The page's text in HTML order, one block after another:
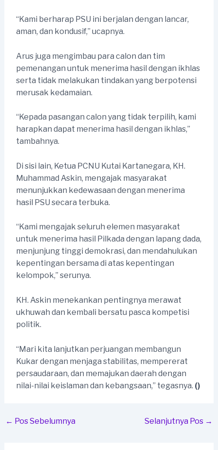
“Kami berharap PSU ini berjalan dengan lancar,
aman, dan kondusif,” ucapnya.
Arus juga mengimbau para calon dan tim
pemenangan untuk menerima hasil dengan ikhlas
serta tidak melakukan tindakan yang berpotensi
merusak kedamaian.
“Kepada pasangan calon yang tidak terpilih, kami
harapkan dapat menerima hasil dengan ikhlas,”
tambahnya.
Di sisi lain, Ketua PCNU Kutai Kartanegara, KH.
Muhammad Askin, mengajak masyarakat
menunjukkan kedewasaan dengan menerima
hasil PSU secara terbuka.
“Kami mengajak seluruh elemen masyarakat
untuk menerima hasil Pilkada dengan lapang dada,
menjunjung tinggi demokrasi, dan mendahulukan
kepentingan bersama di atas kepentingan
kelompok,” serunya.
KH. Askin menekankan pentingnya merawat
ukhuwah dan kembali bersatu pasca kompetisi
politik.
“Mari kita lanjutkan perjuangan membangun
Kukar dengan menjaga stabilitas, mempererat
persaudaraan, dan memajukan daerah dengan
nilai-nilai keislaman dan kebangsaan,” tegasnya. ()
Post
← Pos Sebelumnya Selanjutnya Pos →